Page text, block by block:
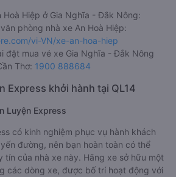
Hoà Hiệp ở Gia Nghĩa - Đắk Nông:
phòng nhà xe An Hoà Hiệp:
vi-VN/xe-an-hoa-hiep
đặt mua vé xe Gia Nghĩa - Đắk Nông
Thơ: 1900 888684
Express khởi hành tại QL14
Luyện Express
có kinh nghiệm phục vụ hành khách
đường, nên bạn hoàn toàn có thể
tín của nhà xe này. Hãng xe sở hữu một
các dòng xe, được bố trí hoạt động với